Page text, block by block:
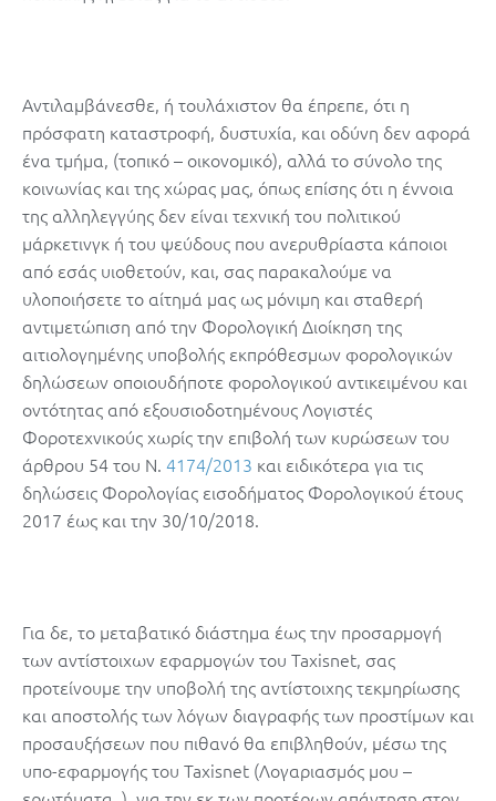
Αντιλαμβάνεσθε, ή τουλάχιστον θα έπρεπε, ότι η
πρόσφατη καταστροφή, δυστυχία, και οδύνη δεν αφορά
ένα τμήμα, (τοπικό – οικονομικό), αλλά το σύνολο της
κοινωνίας και της χώρας μας, όπως επίσης ότι η έννοια
της αλληλεγγύης δεν είναι τεχνική του πολιτικού
μάρκετινγκ ή του ψεύδους που ανερυθρίαστα κάποιοι
από εσάς υιοθετούν, και, σας παρακαλούμε να
υλοποιήσετε το αίτημά μας ως μόνιμη και σταθερή
αντιμετώπιση από την Φορολογική Διοίκηση της
αιτιολογημένης υποβολής εκπρόθεσμων φορολογικών
δηλώσεων οποιουδήποτε φορολογικού αντικειμένου και
οντότητας από εξουσιοδοτημένους Λογιστές
Φοροτεχνικούς χωρίς την επιβολή των κυρώσεων του
άρθρου 54 του Ν. 4174/2013 και ειδικότερα για τις
δηλώσεις Φορολογίας εισοδήματος Φορολογικού έτους
2017 έως και την 30/10/2018.
Για δε, το μεταβατικό διάστημα έως την προσαρμογή
των αντίστοιχων εφαρμογών του Taxisnet, σας
προτείνουμε την υποβολή της αντίστοιχης τεκμηρίωσης
και αποστολής των λόγων διαγραφής των προστίμων και
προσαυξήσεων που πιθανό θα επιβληθούν, μέσω της
υπο-εφαρμογής του Taxisnet (Λογαριασμός μου –